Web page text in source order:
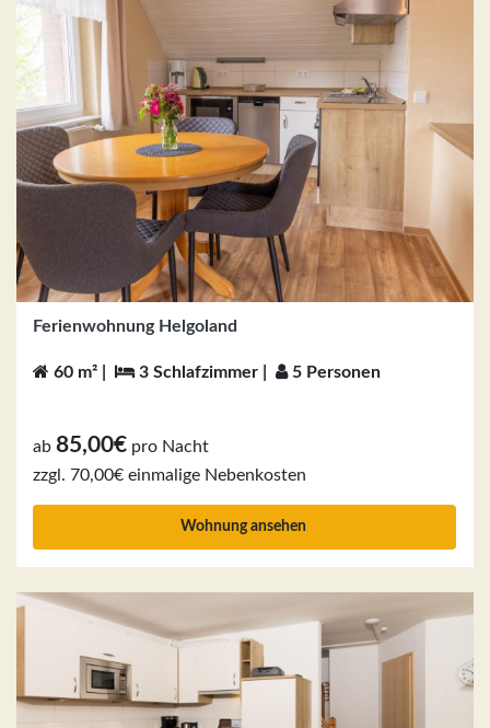
Ferienwohnung Helgoland
60 m² | 3 Schlafzimmer | 5 Personen
ab 85,00€ pro Nacht
zzgl. 70,00€ einmalige Nebenkosten
Wohnung ansehen